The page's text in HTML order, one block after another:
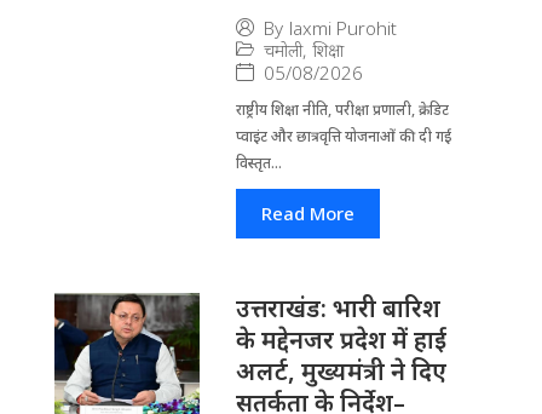
By laxmi Purohit
चमोली, शिक्षा
05/08/2026
राष्ट्रीय शिक्षा नीति, परीक्षा प्रणाली, क्रेडिट
प्वाइंट और छात्रवृत्ति योजनाओं की दी गई
विस्तृत...
Read More
उत्तराखंड: भारी बारिश
के मद्देनजर प्रदेश में हाई
अलर्ट, मुख्यमंत्री ने दिए
सतर्कता के निर्देश–